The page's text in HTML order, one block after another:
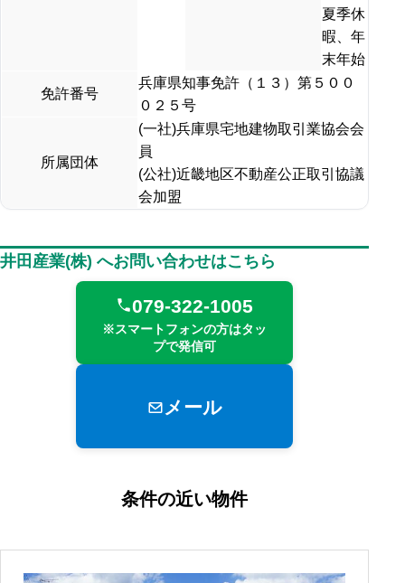
夏季休
暇、年
末年始
免許番号
兵庫県知事免許（１３）第５００
０２５号
所属団体
(一社)兵庫県宅地建物取引業協会会
員
(公社)近畿地区不動産公正取引協議
会加盟
井田産業(株) へお問い合わせはこちら
079-322-1005
※スマートフォンの方はタッ
プで発信可
メール
条件の近い物件